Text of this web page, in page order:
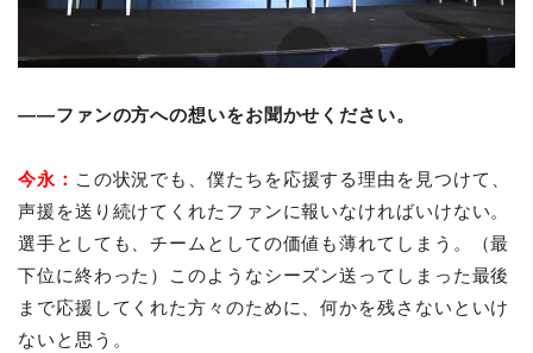
――ファンの方への想いをお聞かせください。
今永： この状況でも、僕たちを応援する理由を見つけて、
声援を送り続けてくれたファンに報いなければいけない。
選手としても、チームとしての価値も薄れてしまう。（最
下位に終わった）このようなシーズン送ってしまった最後
まで応援してくれた方々のために、何かを残さないといけ
ないと思う。